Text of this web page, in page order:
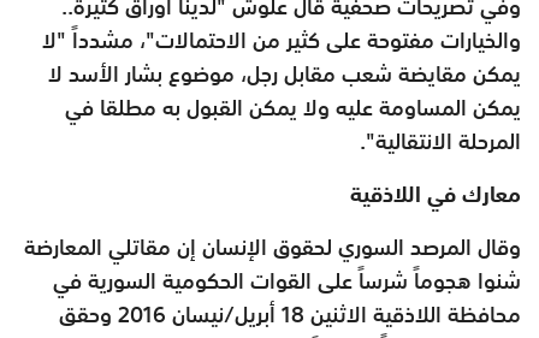
والخيارات مفتوحة على كثير من الاحتمالات"، مشدداً "لا
يمكن مقايضة شعب مقابل رجل، موضوع بشار الأسد لا
يمكن المساومة عليه ولا يمكن القبول به مطلقا في
المرحلة الانتقالية".
معارك في اللاذقية
وقال المرصد السوري لحقوق الإنسان إن مقاتلي المعارضة
شنوا هجوماً شرساً على القوات الحكومية السورية في
محافظة اللاذقية الاثنين 18 أبريل/نيسان 2016 وحقق